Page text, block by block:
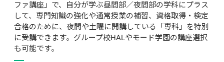
ファ講座」で、自分が学ぶ昼間部／夜間部の学科にプラス
して、専門知識の強化や通常授業の補習、資格取得・検定
合格のために、夜間や土曜に開講している「専科」を特別
に受講できます。グループ校HALやモード学園の講座選択
も可能です。